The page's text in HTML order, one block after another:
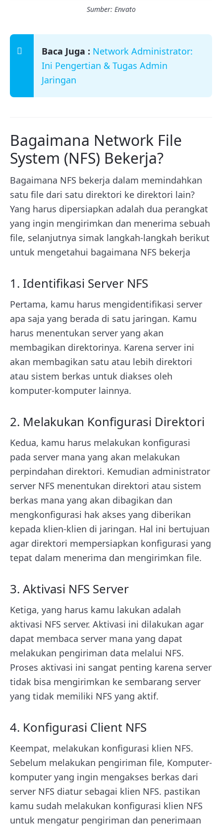
Sumber: Envato
Baca Juga : Network Administrator:
Ini Pengertian & Tugas Admin
Jaringan
Bagaimana Network File
System (NFS) Bekerja?
Bagaimana NFS bekerja dalam memindahkan
satu file dari satu direktori ke direktori lain?
Yang harus dipersiapkan adalah dua perangkat
yang ingin mengirimkan dan menerima sebuah
file, selanjutnya simak langkah-langkah berikut
untuk mengetahui bagaimana NFS bekerja
1. Identifikasi Server NFS
Pertama, kamu harus mengidentifikasi server
apa saja yang berada di satu jaringan. Kamu
harus menentukan server yang akan
membagikan direktorinya. Karena server ini
akan membagikan satu atau lebih direktori
atau sistem berkas untuk diakses oleh
komputer-komputer lainnya.
2. Melakukan Konfigurasi Direktori
Kedua, kamu harus melakukan konfigurasi
pada server mana yang akan melakukan
perpindahan direktori. Kemudian administrator
server NFS menentukan direktori atau sistem
berkas mana yang akan dibagikan dan
mengkonfigurasi hak akses yang diberikan
kepada klien-klien di jaringan. Hal ini bertujuan
agar direktori mempersiapkan konfigurasi yang
tepat dalam menerima dan mengirimkan file.
3. Aktivasi NFS Server
Ketiga, yang harus kamu lakukan adalah
aktivasi NFS server. Aktivasi ini dilakukan agar
dapat membaca server mana yang dapat
melakukan pengiriman data melalui NFS.
Proses aktivasi ini sangat penting karena server
tidak bisa mengirimkan ke sembarang server
yang tidak memiliki NFS yang aktif.
4. Konfigurasi Client NFS
Keempat, melakukan konfigurasi klien NFS.
Sebelum melakukan pengiriman file, Komputer-
komputer yang ingin mengakses berkas dari
server NFS diatur sebagai klien NFS. pastikan
kamu sudah melakukan konfigurasi klien NFS
untuk mengatur pengiriman dan penerimaan